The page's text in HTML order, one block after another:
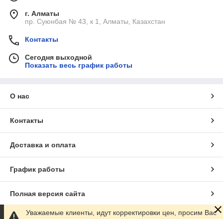
г. Алматы
пр. Суюнбая № 43, к 1, Алматы, Казахстан
Контакты
Сегодня выходной
Показать весь график работы
О нас
Контакты
Доставка и оплата
График работы
Полная версия сайта
Уважаемые клиенты, идут корректировки цен, просим Вас